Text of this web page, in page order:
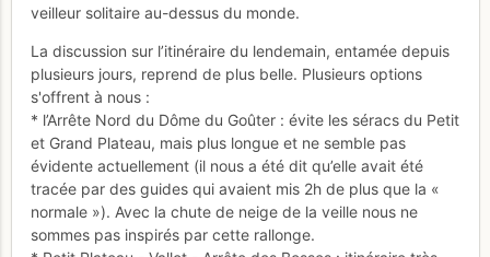
veilleur solitaire au-dessus du monde.
La discussion sur l’itinéraire du lendemain, entamée depuis
plusieurs jours, reprend de plus belle. Plusieurs options
s'offrent à nous :
* l’Arrête Nord du Dôme du Goûter : évite les séracs du Petit
et Grand Plateau, mais plus longue et ne semble pas
évidente actuellement (il nous a été dit qu’elle avait été
tracée par des guides qui avaient mis 2h de plus que la «
normale »). Avec la chute de neige de la veille nous ne
sommes pas inspirés par cette rallonge.